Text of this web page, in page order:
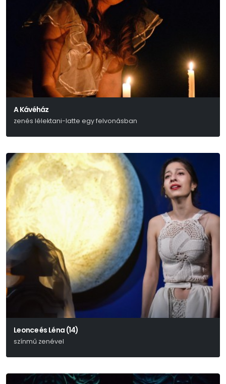
A Kávéház
zenés lélektani-latte egy felvonásban
Leonce és Léna (14)
színmű zenével